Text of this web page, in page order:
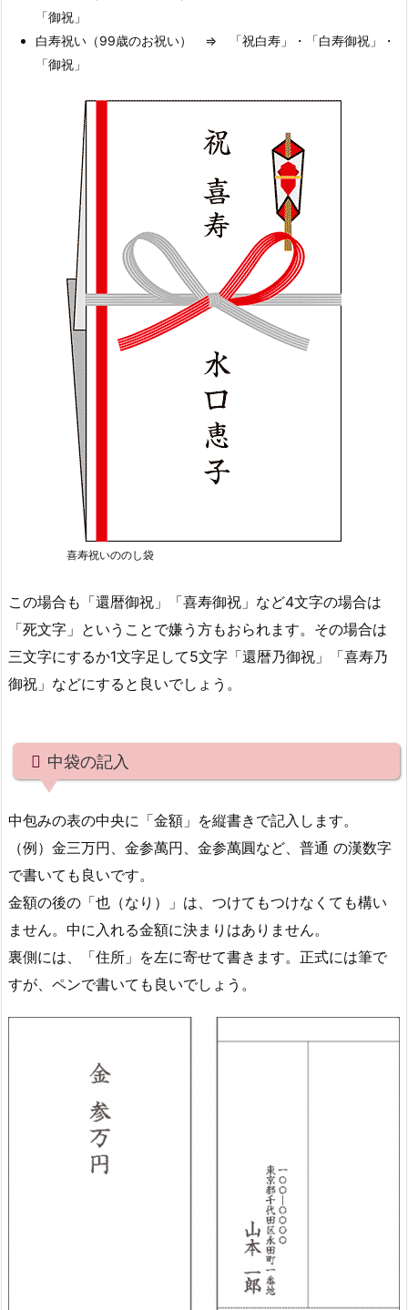
「御祝」
白寿祝い（99歳のお祝い） ⇒ 「祝白寿」・「白寿御祝」・
「御祝」
喜寿祝いののし袋
この場合も「還暦御祝」「喜寿御祝」など4文字の場合は
「死文字」ということで嫌う方もおられます。その場合は
三文字にするか1文字足して5文字「還暦乃御祝」「喜寿乃
御祝」などにすると良いでしょう。
中袋の記入
中包みの表の中央に「金額」を縦書きで記入します。
（例）金三万円、金参萬円、金参萬圓など、普通 の漢数字
で書いても良いです。
金額の後の「也（なり）」は、つけてもつけなくても構い
ません。中に入れる金額に決まりはありません。
裏側には、「住所」を左に寄せて書きます。正式には筆で
すが、ペンで書いても良いでしょう。